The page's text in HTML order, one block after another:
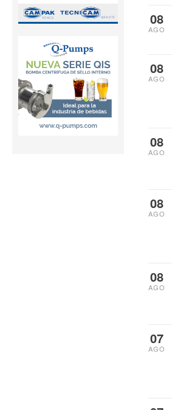
08
AGO
08
AGO
08
AGO
08
AGO
08
AGO
07
AGO